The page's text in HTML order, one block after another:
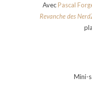
AvecPascal
Revanche des
Mini-